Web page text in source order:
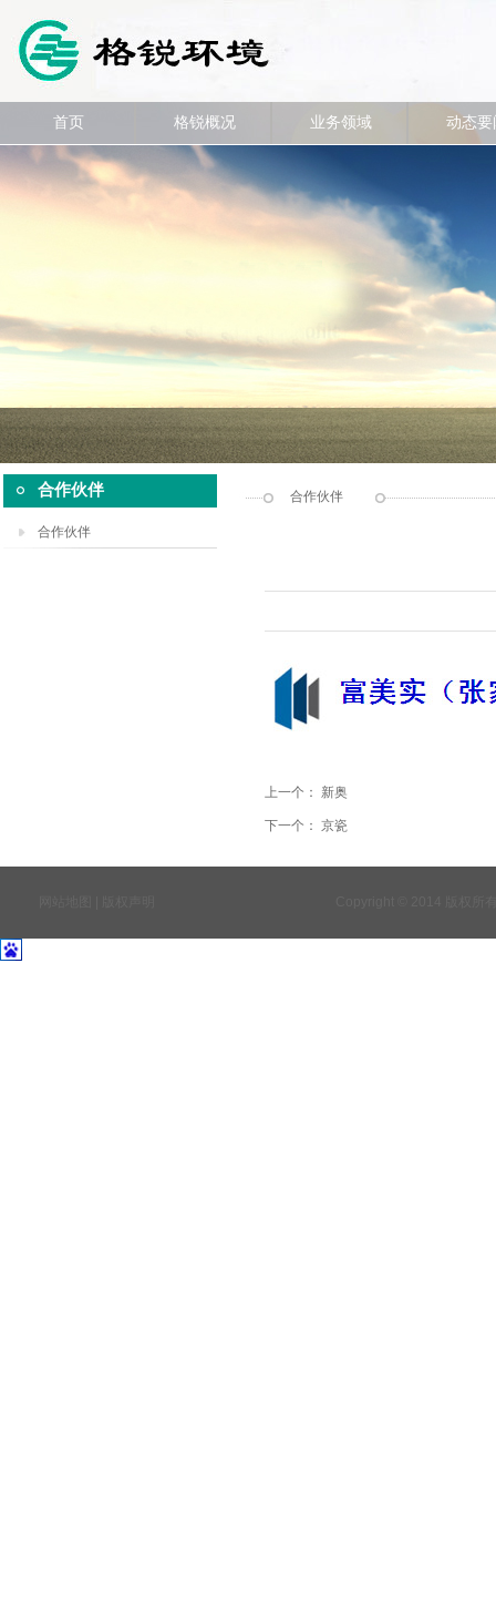
首页 格锐概况 业务领域 动态要
合作伙伴
合作伙伴
合作伙伴
上一个： 新奥
下一个： 京瓷